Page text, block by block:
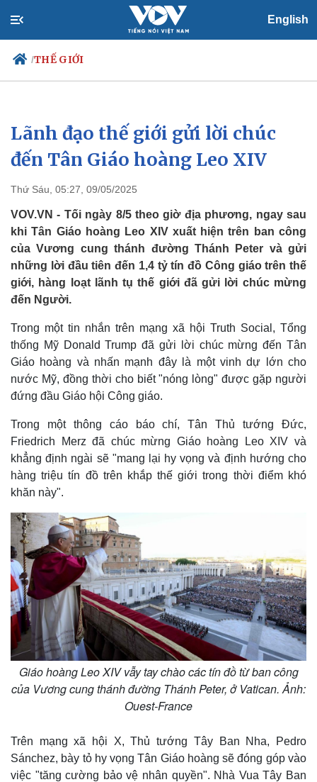
English
/THẾ GIỚI
Chính trị
Đảng
Tổ chức nhân sự
Nhận diện sự thật
Xã hội
Tin 24h
Dự báo thời tiết
Việc làm
Biển đảo
Lãnh đạo thế giới gửi lời chúc
đến Tân Giáo hoàng Leo XIV
Thứ Sáu, 05:27, 09/05/2025
VOV.VN - Tối ngày 8/5 theo giờ địa phương, ngay sau
khi Tân Giáo hoàng Leo XIV xuất hiện trên ban công
của Vương cung thánh đường Thánh Peter và gửi
những lời đầu tiên đến 1,4 tỷ tín đồ Công giáo trên thế
giới, hàng loạt lãnh tụ thế giới đã gửi lời chúc mừng
đến Người.
Trong một tin nhắn trên mạng xã hội Truth Social, Tổng
thống Mỹ Donald Trump đã gửi lời chúc mừng đến Tân
Giáo hoàng và nhấn mạnh đây là một vinh dự lớn cho
nước Mỹ, đồng thời cho biết "nóng lòng" được gặp người
đứng đầu Giáo hội Công giáo.
Trong một thông cáo báo chí, Tân Thủ tướng Đức,
Friedrich Merz đã chúc mừng Giáo hoàng Leo XIV và
khẳng định ngài sẽ "mang lại hy vọng và định hướng cho
hàng triệu tín đồ trên khắp thế giới trong thời điểm khó
khăn này".
Giáo hoàng Leo XIV vẫy tay chào các tín đồ từ ban công
của Vương cung thánh đường Thánh Peter, ở Vatican. Ảnh:
Ouest-France
Trên mạng xã hội X, Thủ tướng Tây Ban Nha, Pedro
Sánchez, bày tỏ hy vọng Tân Giáo hoàng sẽ đóng góp vào
việc "tăng cường bảo vệ nhân quyền". Nhà Vua Tây Ban